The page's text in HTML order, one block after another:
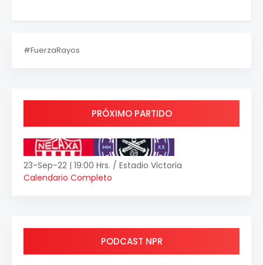
#FuerzaRayos
PRÓXIMO PARTIDO
23-Sep-22 | 19:00 Hrs. / Estadio Victoria
Calendario Completo
PODCAST NPR